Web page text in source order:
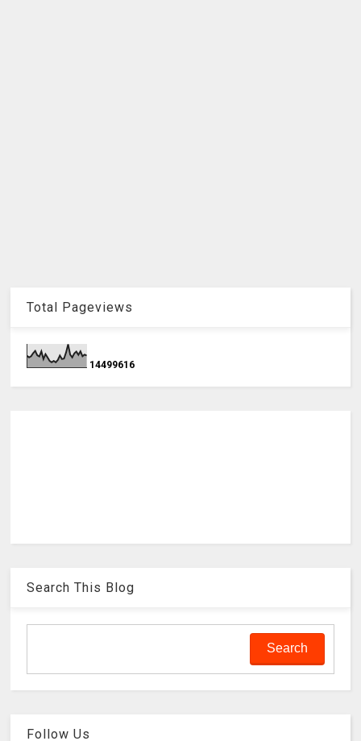
Total Pageviews
1449961 6
Search This Blog
Follow Us